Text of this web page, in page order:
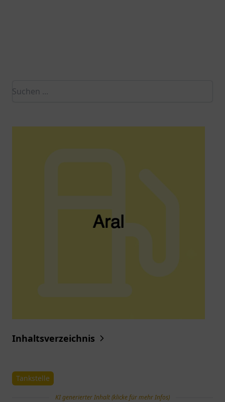
Inhaltsverzeichnis
Tankstelle
KI generierter Inhalt (klicke für mehr Infos)